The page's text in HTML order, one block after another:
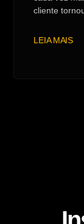
cliente
LEIA MAIS